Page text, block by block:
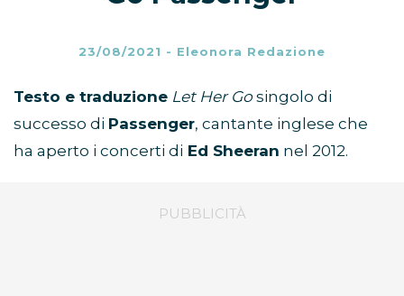
23/08/2021 - Eleonora Redazione
Testo e traduzione Let Her Gosingolo di
successo di Passenger, cantante inglese che
ha aperto i concerti di Ed Sheeran nel 2012.